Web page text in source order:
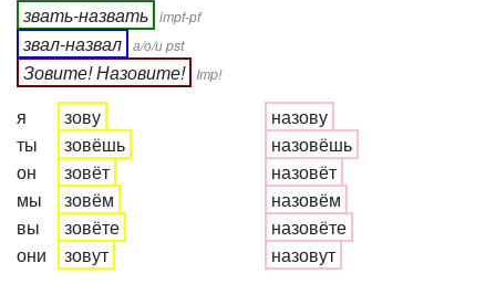
звать-назвать impf-pf
звал-назвал а/о/и pst
Зовите! Назовите! Imp!
я
ты
он
мы
вы
они
зову
зовёшь
зовёт
зовём
зовёте
зовут
назову
назовёшь
назовёт
назовём
назовёте
назовут